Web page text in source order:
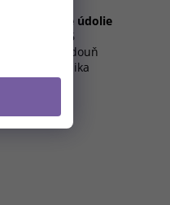
Levandulové údolie
Chodouň 276
267 51 - Chodouň
Česká republika